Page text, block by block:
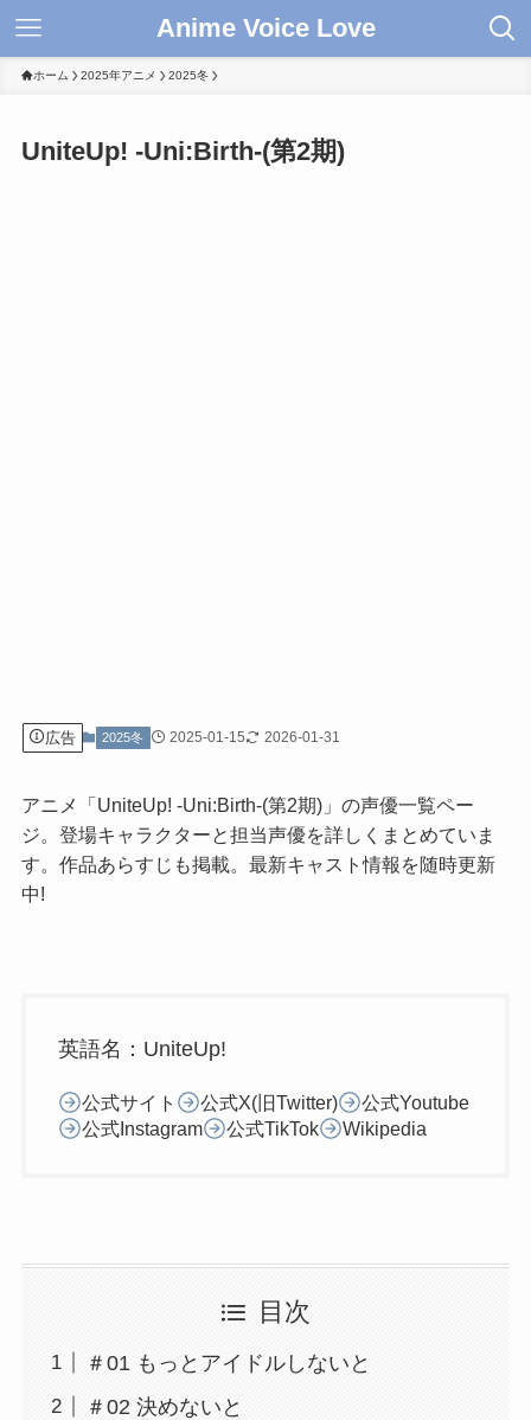
Anime Voice Love
ホーム 2025年アニメ 2025冬
UniteUp! -Uni:Birth-(第2期)
広告 2025冬 2025-01-15 2026-01-31
アニメ「UniteUp! -Uni:Birth-(第2期)」の声優一覧ペー
ジ。登場キャラクターと担当声優を詳しくまとめていま
す。作品あらすじも掲載。最新キャスト情報を随時更新
中!
英語名：UniteUp!
公式サイト 公式X(旧Twitter)
公式Youtube
公式Instagram
公式TikTok Wikipedia
目次
＃01 もっとアイドルしないと
＃02 決めないと